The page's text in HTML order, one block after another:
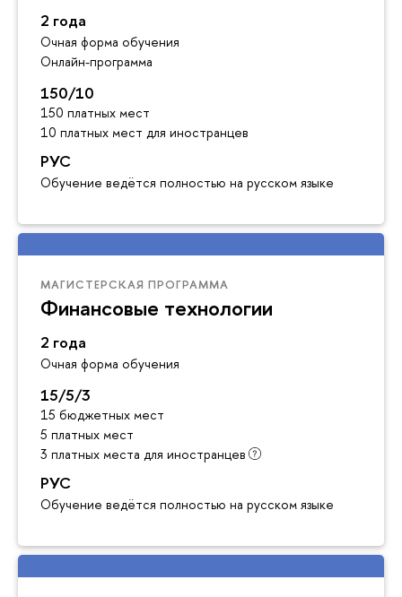
2 года
Очная форма обучения
Онлайн-программа
150/10
150 платных мест
10 платных мест для иностранцев
РУС
Обучение ведётся полностью на русском языке
МАГИСТЕРСКАЯ ПРОГРАММА
Финансовые технологии
2 года
Очная форма обучения
15/5/3
15 бюджетных мест
5 платных мест
3 платных места для иностранцев
РУС
Обучение ведётся полностью на русском языке